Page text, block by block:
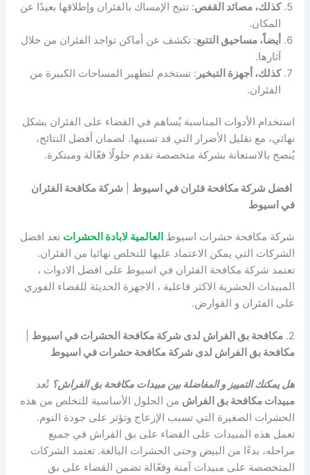
كذلك، مصائد القفص: تتيح الإمساك بالفئران وإطلاقها بعيدًا عن
المكان.
أيضاً، مساحيق التتبع: تكشف عن أماكن تواجد الفئران من خلال
آثارها.
كذلك، أجهزة التبخير : تستخدم لتطهير المساحات الكبيرة من
الفئران.
استخدام الأدوات المناسبة يُساهم في القضاء على الفئران بشكل
نهائي، مع تقليل الأضرار التي قد تسببها. لضمان أفضل النتائج،
يُنصح بالاستعانة بشركة متخصصة تقدم حلولًا فعّالة ومبتكرة.
افضل شركة مكافحة فئران في اسيوط
شركة مكافحة الفئران
في اسيوط
شركة مكافحة حشرات اسيوط العالمية لابادة الحشرات تعد افضل
الشركات التي يمكن الاعتماد عليها للتخلص نهائيا من الفئران.
تعتمد شركة مكافحة الفئران في اسيوط على افضل الادوات ،
المبيدات الحشرية الاكثر فاعلية ، الاجهزة الحديثة للقضاء الفوري
على الفئران و القوارض.
2. مكافحة بق الفراش لدى شركة مكافحة الحشرات في اسيوط
مكافحة بق الفراش لدى شركة مكافحة حشرات في اسيوط
هل يمكنك التمييز و المفاضلة بين مبيدات مكافحة بق الفراش؟ تُعد
مبيدات مكافحة بق الفراش من الحلول الأساسية للتخلص من هذه
الحشرات الصغيرة التي تسبب الإزعاج وتؤثر على جودة النوم.
تعمل هذه المبيدات على القضاء على بق الفراش في جميع
مراحله، بدءًا من البيض وحتى الحشرات البالغة. تعتمد الشركات
المتخصصة على مبيدات آمنة وفعّالة تضمن القضاء على بق